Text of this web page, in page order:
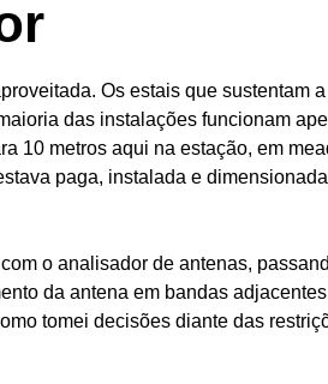
Os estais que sustentam a
das instalações funcionam
10 metros aqui na estação, em
paga, instalada e
o analisador de antenas,
da antena em bandas
tomei decisões diante das